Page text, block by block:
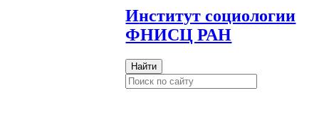
Институт социологии
ФНИСЦ РАН
Найти